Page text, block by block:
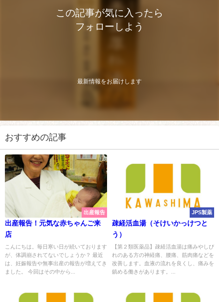
この記事が気に入ったら
フォローしよう
最新情報をお届けします
おすすめの記事
出産報告
出産報告！元気な赤ちゃんご来
店
こんにちは。毎日寒い日が続いております
が、体調崩されてないでしょうか？ 最近
は、妊娠報告や無事出産の報告が増えてき
ました。 今回はその中から...
JPS製薬
疎経活血湯（そけいかっけつと
う）
【第２類医薬品】疎経活血湯は痛みやしび
れのある方の神経痛、腰痛、筋肉痛などを
改善します。血液の流れを良くし、痛みを
鎮める働きがあります。...